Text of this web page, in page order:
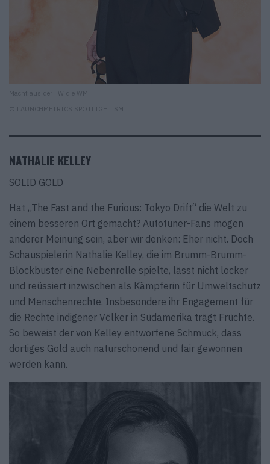
Macht aus der FW die WM.
© LAUNCHMETRICS SPOTLIGHT SM
NATHALIE KELLEY
SOLID GOLD
Hat „The Fast and the Furious: Tokyo Drift“ die Welt zu
einem besseren Ort gemacht? Autotuner-Fans mögen
anderer Meinung sein, aber wir denken: Eher nicht. Doch
Schauspielerin Nathalie Kelley, die im Brumm-Brumm-
Blockbuster eine Nebenrolle spielte, lässt nicht locker
und reüssiert inzwischen als Kämpferin für Umweltschutz
und Menschenrechte. Insbesondere ihr Engagement für
die Rechte indigener Völker in Südamerika trägt Früchte.
So beweist der von Kelley entworfene Schmuck, dass
dortiges Gold auch naturschonend und fair gewonnen
werden kann.